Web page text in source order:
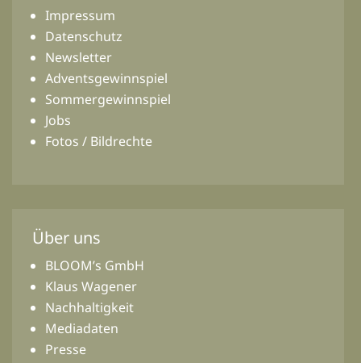
Impressum
Datenschutz
Newsletter
Adventsgewinnspiel
Sommergewinnspiel
Jobs
Fotos / Bildrechte
Über uns
BLOOM’s GmbH
Klaus Wagener
Nachhaltigkeit
Mediadaten
Presse